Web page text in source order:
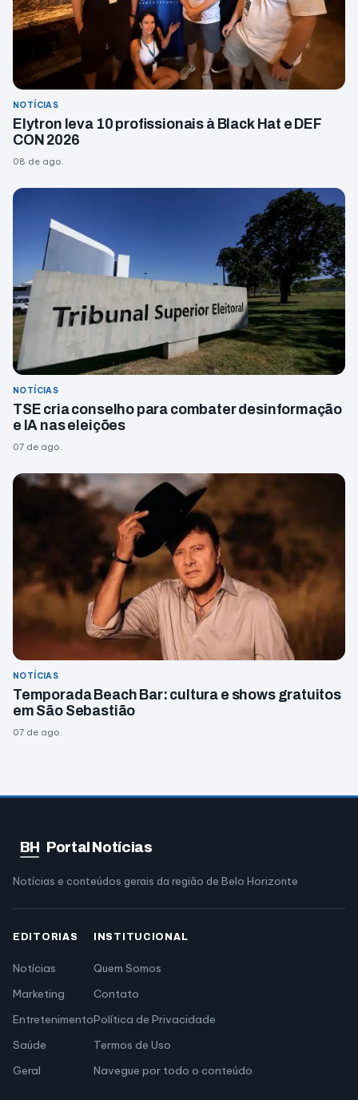
NOTÍCIAS
Elytron leva 10 profissionais à Black Hat e DEF
CON 2026
08 de ago.
NOTÍCIAS
TSE cria conselho para combater desinformação
e IA nas eleições
07 de ago.
NOTÍCIAS
Temporada Beach Bar: cultura e shows gratuitos
em São Sebastião
07 de ago.
BH Portal Notícias
Notícias e conteúdos gerais da região de Belo Horizonte
EDITORIAS
Notícias
Marketing
Entretenimento
Saúde
Geral
INSTITUCIONAL
Quem Somos
Contato
Política de Privacidade
Termos de Uso
Navegue por todo o conteúdo